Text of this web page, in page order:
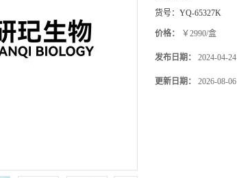
货号： YQ-65327K
价格： ￥2990/盒
发布日期： 2024-04-24
更新日期： 2026-08-06